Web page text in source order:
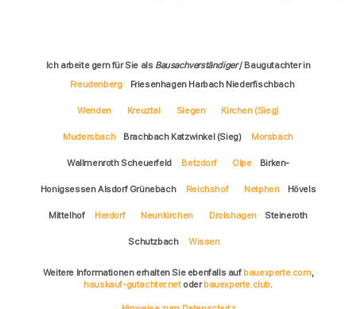
Ich arbeite gern für Sie als Bausachverständiger/ Baugutachter in
Freudenberg
Friesenhagen Harbach Niederfischbach
Wenden Kreuztal Siegen Kirchen (Sieg)
Mudersbach Brachbach Katzwinkel (Sieg) Morsbach
Wallmenroth Scheuerfeld Betzdorf Olpe Birken-
Honigsessen Alsdorf Grünebach Reichshof Netphen Hövels
Mittelhof Herdorf Neunkirchen Drolshagen Steineroth
Schutzbach Wissen
Weitere Informationen erhalten Sie ebenfalls auf bauexperte.com,
hauskauf-gutachter.netoderbauexperte.club.